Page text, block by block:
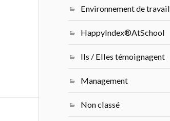
Environnement de travail
HappyIndex®AtSchool
Ils / Elles témoignagent
Management
Non classé